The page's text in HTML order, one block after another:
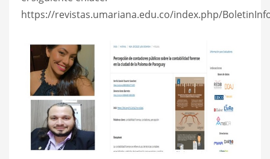
https://revistas.umariana.edu.co/index.php/